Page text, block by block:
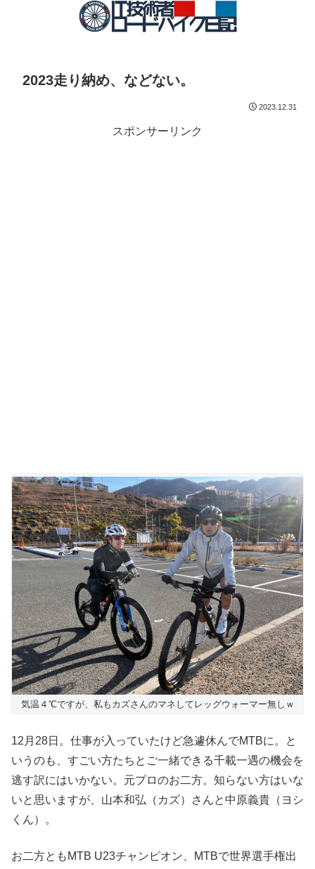
2023走り納め、などない。
2023.12.31
スポンサーリンク
気温４℃ですが、私もカズさんのマネしてレッグウォーマー無しｗ
12月28日。仕事が入っていたけど急遽休んでMTBに。と
いうのも、すごい方たちとご一緒できる千載一遇の機会を
逃す訳にはいかない。元プロのお二方。知らない方はいな
いと思いますが、山本和弘（カズ）さんと中原義貴（ヨシ
くん）。
お二方ともMTB U23チャンピオン、MTBで世界選手権出